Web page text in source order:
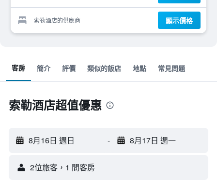
索勒酒店的供應商 顯示價格
客房 簡介 評價 類似的飯店 地點 常見問題
索勒酒店超值優惠
8月16日 週日 - 8月17日 週一
2位旅客，1 間客房